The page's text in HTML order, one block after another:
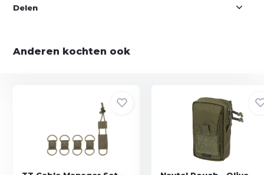
Delen
Anderen kochten ook